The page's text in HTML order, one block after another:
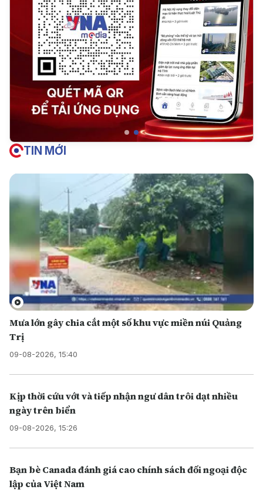
TIN MỚI
Mưa lớn gây chia cắt một số khu vực miền núi Quảng
Trị
09-08-2026, 15:40
Kịp thời cứu vớt và tiếp nhận ngư dân trôi dạt nhiều
ngày trên biển
09-08-2026, 15:26
Bạn bè Canada đánh giá cao chính sách đối ngoại độc
lập của Việt Nam